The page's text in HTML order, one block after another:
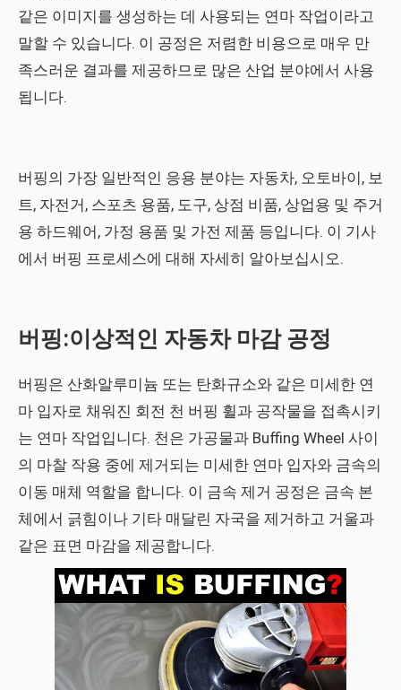
같은 이미지를 생성하는 데 사용되는 연마 작업이라고
말할 수 있습니다. 이 공정은 저렴한 비용으로 매우 만
족스러운 결과를 제공하므로 많은 산업 분야에서 사용
됩니다.
버핑의 가장 일반적인 응용 분야는 자동차, 오토바이, 보
트, 자전거, 스포츠 용품, 도구, 상점 비품, 상업용 및 주거
용 하드웨어, 가정 용품 및 가전 제품 등입니다. 이 기사
에서 버핑 프로세스에 대해 자세히 알아보십시오.
버핑:이상적인 자동차 마감 공정
버핑은 산화알루미늄 또는 탄화규소와 같은 미세한 연
마 입자로 채워진 회전 천 버핑 휠과 공작물을 접촉시키
는 연마 작업입니다. 천은 가공물과 Buffing Wheel 사이
의 마찰 작용 중에 제거되는 미세한 연마 입자와 금속의
이동 매체 역할을 합니다. 이 금속 제거 공정은 금속 본
체에서 긁힘이나 기타 매달린 자국을 제거하고 거울과
같은 표면 마감을 제공합니다.